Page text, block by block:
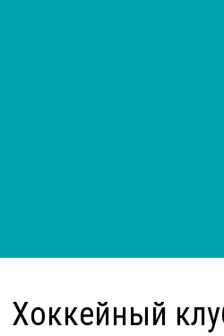
Хоккейный